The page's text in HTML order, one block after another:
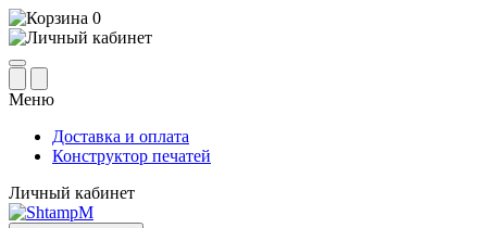
0
Меню
Доставка и оплата
Конструктор печатей
Личный кабинет